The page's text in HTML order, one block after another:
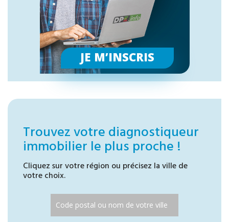
JE M’INSCRIS
Trouvez votre diagnostiqueur
immobilier le plus proche !
Cliquez sur votre région ou précisez la ville de
votre choix.